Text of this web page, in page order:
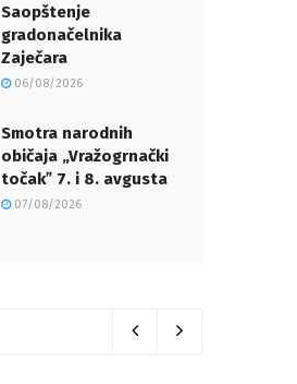
Saopštenje
gradonačelnika
Zaječara
06/08/2026
Smotra narodnih
običaja „Vražogrnački
točakˮ 7. i 8. avgusta
07/08/2026